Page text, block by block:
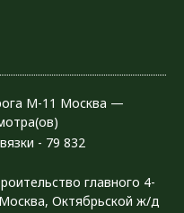
М-11 Москва —
- 79 832
главного 4-
Октябрьской ж/д